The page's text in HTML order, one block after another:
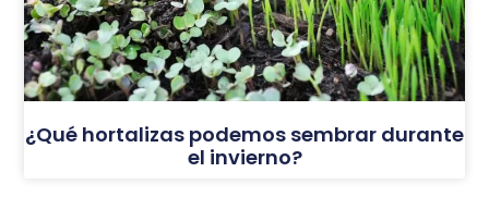
¿Qué hortalizas podemos sembrar durante
el invierno?